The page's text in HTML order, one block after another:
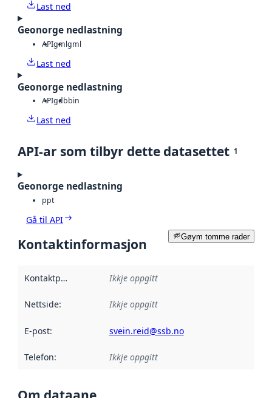
Last ned
Geonorge nedlastning
APIgmlgml
Last ned
Geonorge nedlastning
APIgdbbin
Last ned
API-ar som tilbyr dette datasettet 1
Geonorge nedlastning
ppt
Gå til API
Gøym tomme rader
Kontaktinformasjon
Kontaktpunkt Ikkje oppgitt
Nettside: Ikkje oppgitt
E-post: svein.reid@ssb.no
Telefon: Ikkje oppgitt